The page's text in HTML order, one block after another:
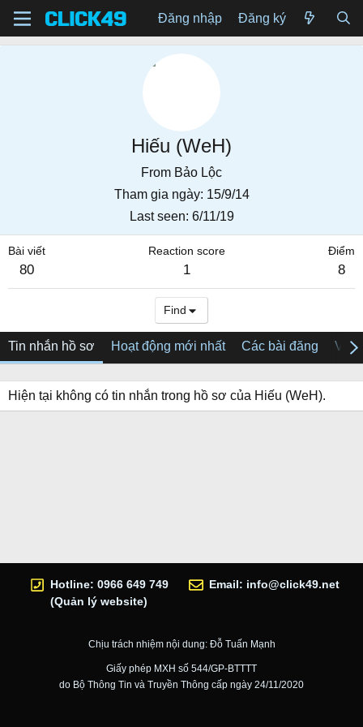
Đăng nhập Đăng ký
Hiếu (WeH)
From Bảo Lộc
Tham gia ngày 15/9/14
Last seen 6/11/19
Bài viết
80
Reaction score
1
Điểm
8
Find
Tin nhắn hồ sơ Hoạt động mới nhất Các bài đăng Về
Hiện tại không có tin nhắn trong hồ sơ của Hiếu (WeH).
Hotline: 0966 649 749
(Quản lý website)
Email: info@click49.net
Chịu trách nhiệm nội dung: Đỗ Tuấn Mạnh
Giấy phép MXH số 544/GP-BTTTT
do Bộ Thông Tin và Truyền Thông cấp ngày 24/11/2020